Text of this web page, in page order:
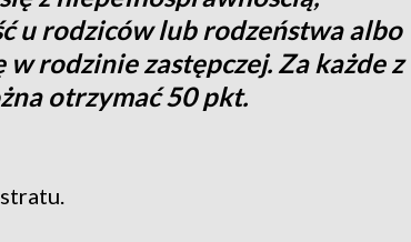
u rodziców lub rodzeństwa albo
rodzinie zastępczej. Za każde z
otrzymać 50 pkt.